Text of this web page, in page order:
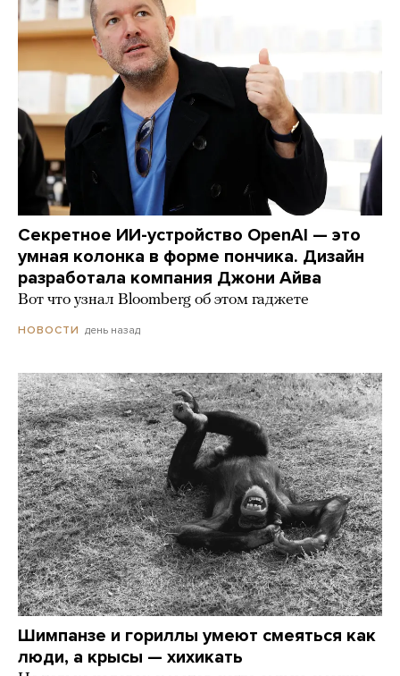
Секретное ИИ-устройство OpenAI — это
умная колонка в форме пончика. Дизайн
разработала компания Джони Айва
Вот что узнал Bloomberg об этом гаджете
НОВОСТИ день назад
Шимпанзе и гориллы умеют смеяться как
люди, а крысы — хихикать